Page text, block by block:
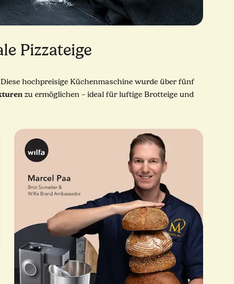
Pizzateige
hochpreisige Küchenmaschine wurde über fünf
zu ermöglichen – ideal für luftige Brotteige und